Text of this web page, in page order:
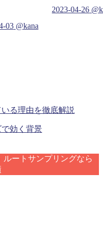
03 @kana
2023-04-26
る理由を徹底解説
効く背景
ルートサンプリングなら